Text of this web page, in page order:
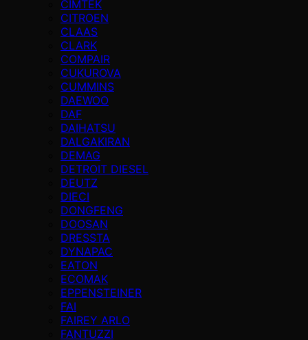
CIMTEK
CITROEN
CLAAS
CLARK
COMPAIR
CUKUROVA
CUMMINS
DAEWOO
DAF
DAIHATSU
DALGAKIRAN
DEMAG
DETROIT DIESEL
DEUTZ
DIECI
DONGFENG
DOOSAN
DRESSTA
DYNAPAC
EATON
ECOMAK
EPPENSTEINER
FAI
FAIREY ARLO
FANTUZZI